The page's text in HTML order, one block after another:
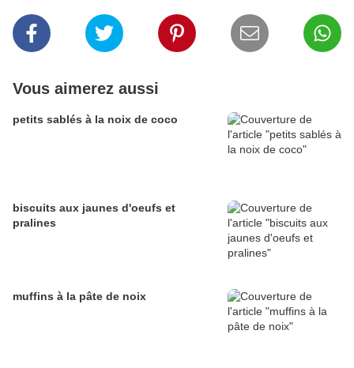
Vous aimerez aussi
petits sablés à la noix de coco
biscuits aux jaunes d'oeufs et
pralines
muffins à la pâte de noix